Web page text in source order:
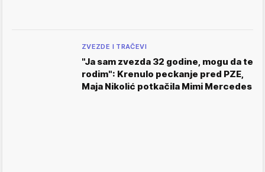
ZVEZDE I TRAČEVI
"Ja sam zvezda 32 godine, mogu da te
rodim": Krenulo peckanje pred PZE,
Maja Nikolić potkačila Mimi Mercedes